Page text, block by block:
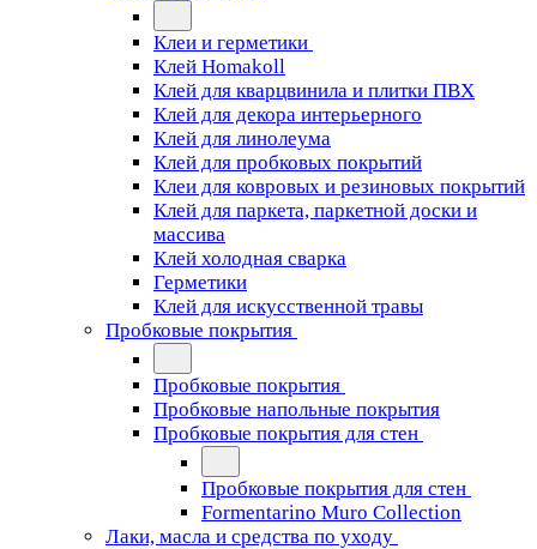
Клеи и герметики
Клей Homakoll
Клей для кварцвинила и плитки ПВХ
Клей для декора интерьерного
Клей для линолеума
Клей для пробковых покрытий
Клеи для ковровых и резиновых покрытий
Клей для паркета, паркетной доски и
массива
Клей холодная сварка
Герметики
Клей для искусственной травы
Пробковые покрытия
Пробковые покрытия
Пробковые напольные покрытия
Пробковые покрытия для стен
Пробковые покрытия для стен
Formentarino Muro Collection
Лаки, масла и средства по уходу